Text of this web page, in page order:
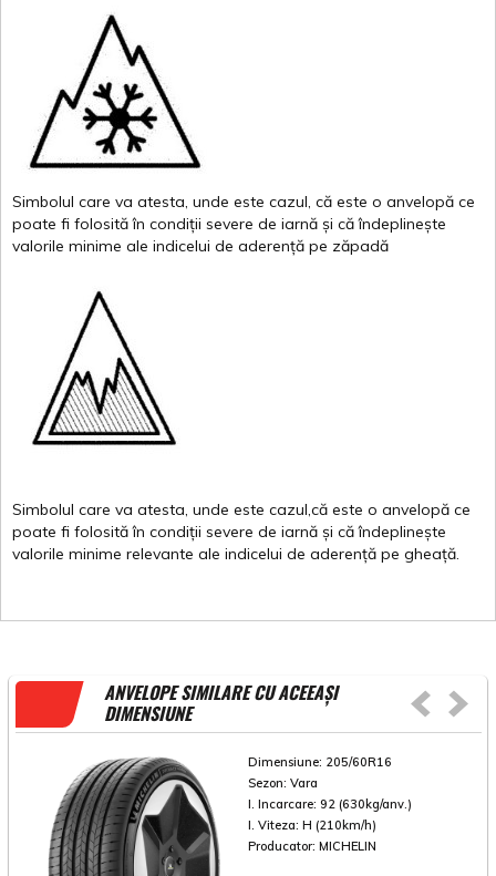
Simbolul care va atesta, unde este cazul, că este o anvelopă ce
poate fi folosită în condiții severe de iarnă și că îndeplinește
valorile minime ale indicelui de aderență pe zăpadă
Simbolul care va atesta, unde este cazul,că este o anvelopă ce
poate fi folosită în condiții severe de iarnă și că îndeplinește
valorile minime relevante ale indicelui de aderență pe gheață.
ANVELOPE SIMILARE CU ACEEAȘI
DIMENSIUNE
Dimensiune: 205/60R16
Sezon: Vara
I. Incarcare: 92 (630kg/anv.)
I. Viteza: H (210km/h)
Producator: MICHELIN